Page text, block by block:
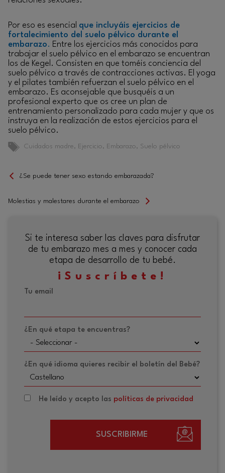
Por eso es esencial que incluyáis ejercicios de
fortalecimiento del suelo pélvico durante el
embarazo. Entre los ejercicios más conocidos para
trabajar el suelo pélvico en el embarazo se encuentran
los de Kegel. Consisten en que toméis conciencia del
suelo pélvico a través de contracciones activas. El yoga
y el pilates también refuerzan el suelo pélvico en el
embarazo. Es aconsejable que busquéis a un
profesional experto que os cree un plan de
entrenamiento personalizado para cada mujer y que os
instruya en la realización de estos ejercicios para el
suelo pélvico.
Cuidados madre, Ejercicio, Embarazo, Suelo pélvico
Molestias y malestares durante el embarazo
¿Se puede tener sexo estando embarazada?
Si te interesa saber las claves para disfrutar
de tu embarazo mes a mes y conocer cada
etapa de desarrollo de tu bebé.
¡Suscríbete!
Tu email
¿En qué etapa te encuentras?
¿En qué idioma quieres recibir el boletín del Bebé?
He leído y acepto las políticas de privacidad
SUSCRIBIRME